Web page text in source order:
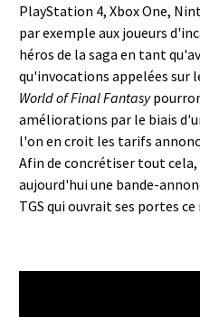
PlayStation 4, Xbox One,
par exemple aux joueurs
héros de la saga en tant
qu'invocations appelées sur
World of Final Fantasy
améliorations par le biais
l'on en croit les tarifs
Afin de concrétiser tout cela,
aujourd'hui une bande-
TGS qui ouvrait ses portes